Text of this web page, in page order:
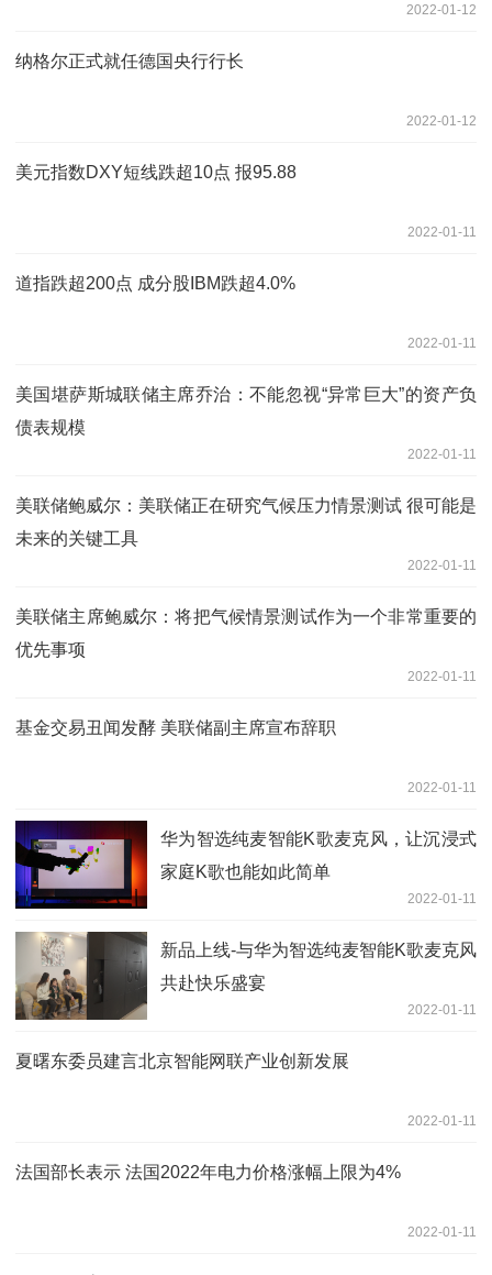
2022-01-12
纳格尔正式就任德国央行行长
2022-01-12
美元指数DXY短线跌超10点 报95.88
2022-01-11
道指跌超200点 成分股IBM跌超4.0%
2022-01-11
美国堪萨斯城联储主席乔治：不能忽视“异常巨大”的资产负
债表规模
2022-01-11
美联储鲍威尔：美联储正在研究气候压力情景测试 很可能是
未来的关键工具
2022-01-11
美联储主席鲍威尔：将把气候情景测试作为一个非常重要的
优先事项
2022-01-11
基金交易丑闻发酵 美联储副主席宣布辞职
2022-01-11
华为智选纯麦智能K歌麦克风，让沉浸式
家庭K歌也能如此简单
2022-01-11
新品上线-与华为智选纯麦智能K歌麦克风
共赴快乐盛宴
2022-01-11
夏曙东委员建言北京智能网联产业创新发展
2022-01-11
法国部长表示 法国2022年电力价格涨幅上限为4%
2022-01-11